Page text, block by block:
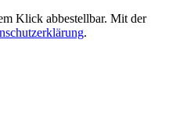
Klick abbestellbar. Mit der
.